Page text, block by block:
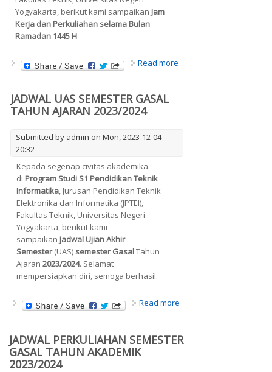
Yogyakarta, berikut kami sampaikan Jam
Kerja dan Perkuliahan selama Bulan
Ramadan 1445 H
Read more
JADWAL UAS SEMESTER GASAL
TAHUN AJARAN 2023/2024
Submitted by admin on Mon, 2023-12-04
20:32
Kepada segenap civitas akademika
di Program Studi S1 Pendidikan Teknik
Informatika, Jurusan Pendidikan Teknik
Elektronika dan Informatika (JPTEI),
Fakultas Teknik, Universitas Negeri
Yogyakarta, berikut kami
sampaikan Jadwal Ujian Akhir
Semester(UAS) semester GasalTahun
Ajaran 2023/2024. Selamat
mempersiapkan diri, semoga berhasil.
Read more
JADWAL PERKULIAHAN SEMESTER
GASAL TAHUN AKADEMIK
2023/2024